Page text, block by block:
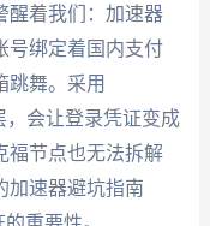
醒着我们：加速器
号绑定着国内支付
跳舞。采用
，会让登录凭证变成
福节点也无法拆解
加速器避坑指南